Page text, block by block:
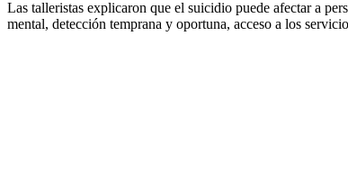
Las talleristas explicaron que el suicidio puede afectar a
mental, detección temprana y oportuna, acceso a los